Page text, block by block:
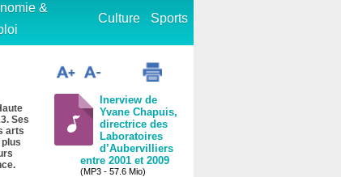
&
Culture Sports
Ses
arts
Inerview de
Yvane Chapuis,
directrice des
Laboratoires
d’Aubervilliers
entre 2001 et 2009
(MP3 - 57.6 Mio)